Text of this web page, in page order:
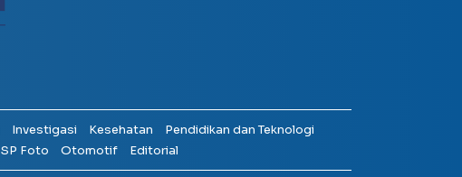
Investigasi Kesehatan
Pendidikan dan Teknologi
SP Foto Otomotif Editorial